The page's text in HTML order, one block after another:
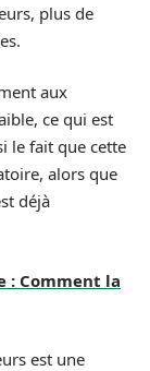
plus de
aux
ce qui est
le fait que cette
alors que
déjà
: Comment la
est une